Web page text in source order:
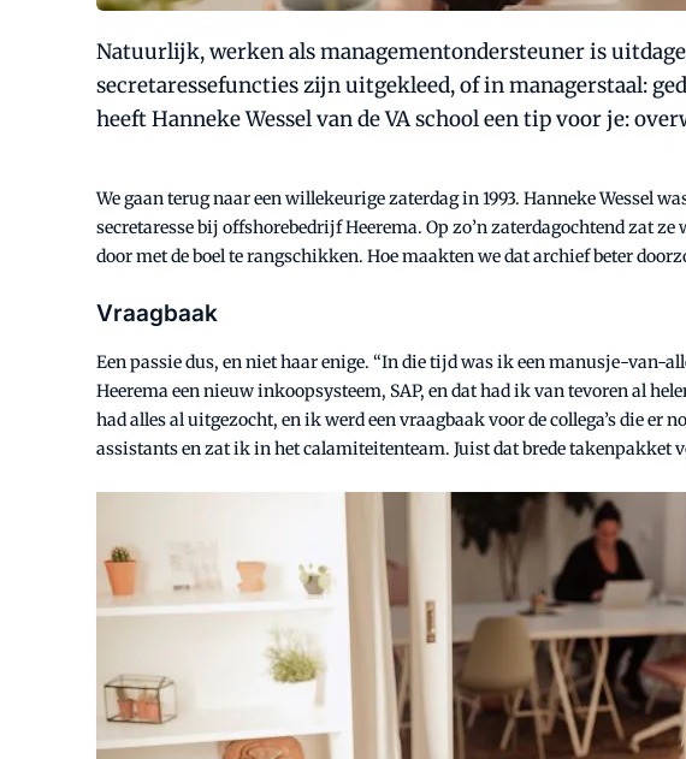
Natuurlijk, werken als managementondersteuner is
secretaressefuncties zijn uitgekleed, of in managerstaal:
heeft Hanneke Wessel van de VA school een tip voor je:
We gaan terug naar een willekeurige zaterdag in 1993. Hanneke Wessel
secretaresse bij offshorebedrijf Heerema. Op zo’n zaterdagochtend zat
door met de boel te rangschikken. Hoe maakten we dat archief beter
Vraagbaak
Een passie dus, en niet haar enige. “In die tijd was ik een manusje-van-
Heerema een nieuw inkoopsysteem, SAP, en dat had ik van tevoren al
had alles al uitgezocht, en ik werd een vraagbaak voor de collega’s die er
assistants en zat ik in het calamiteitenteam. Juist dat brede takenpakket